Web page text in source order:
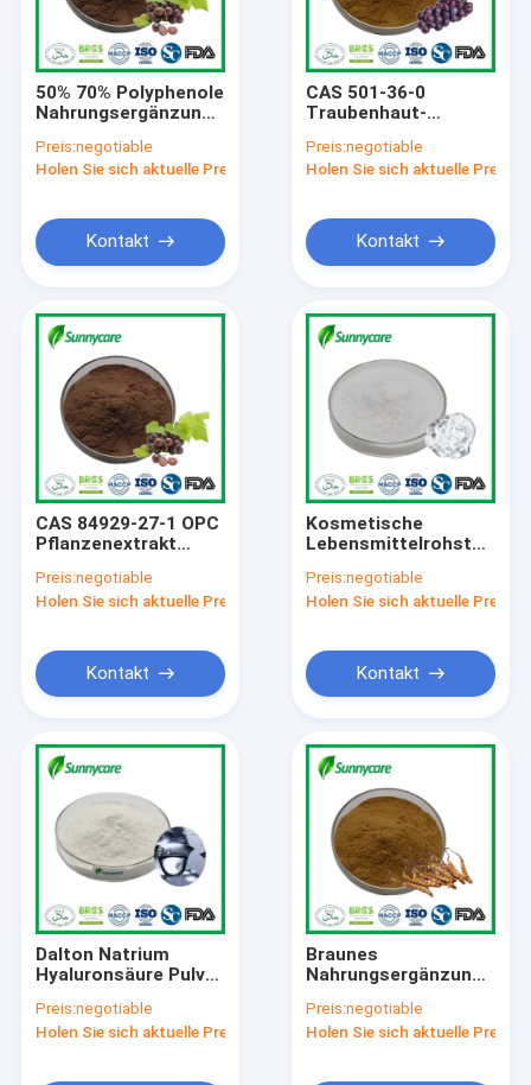
Produkte
Über uns
Fabrik Tour
Qualitätskontrolle
50% 70% Polyphenole
Nahrungsergänzungsmittel
Extrakt
Preis:negotiable
Holen Sie sich aktuelle Preis
Kontakt
CAS 501-36-0
Traubenhaut-
98% Resveratrol
HPLC
Preis:negotiable
Holen Sie sich aktuelle Preis
Kontakt
CAS 84929-27-1 OPC
Pflanzenextrakt
Proanthocyanidine
Traubenkern-Extrakt
Preis:negotiable
Holen Sie sich aktuelle Preis
Kontakt
Kosmetische
Lebensmittelrohstoffe
Natriumhyaluronatpulver
Preis:negotiable
Holen Sie sich aktuelle Preis
Kontakt
Dalton Natrium
Hyaluronsäure Pulver
32-7 Für die Haut
Preis:negotiable
Holen Sie sich aktuelle Preis
Braunes
Pilzextraktpulver
ISO9001 Koscher
Preis:negotiable
Holen Sie sich aktuelle Preis